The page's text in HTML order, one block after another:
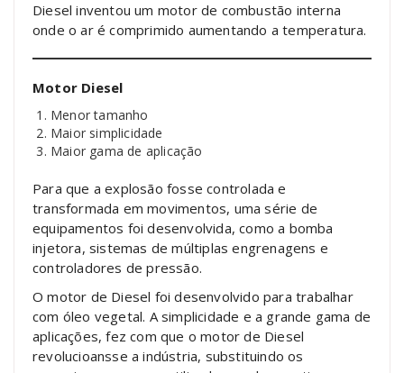
Diesel inventou um motor de combustão interna
onde o ar é comprimido aumentando a temperatura.
Motor Diesel
Menor tamanho
Maior simplicidade
Maior gama de aplicação
Para que a explosão fosse controlada e
transformada em movimentos, uma série de
equipamentos foi desenvolvida, como a bomba
injetora, sistemas de múltiplas engrenagens e
controladores de pressão.
O motor de Diesel foi desenvolvido para trabalhar
com óleo vegetal. A simplicidade e a grande gama de
aplicações, fez com que o motor de Diesel
revolucioansse a indústria, substituindo os